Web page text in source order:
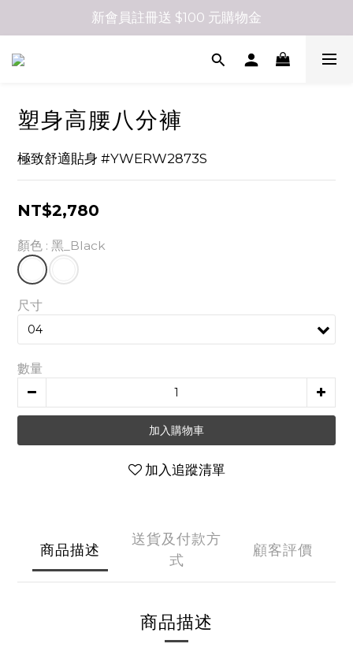
新會員註冊送 $100 元購物金
塑身高腰八分褲
極致舒適貼身 #YWERW2873S
NT$2,780
顏色 : 黑_Black
尺寸
數量
加入購物車
加入追蹤清單
商品描述
送貨及付款方
式
顧客評價
商品描述